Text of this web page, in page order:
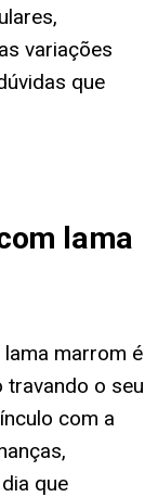
variações
que
lama
marrom é
travando o seu
com a
que